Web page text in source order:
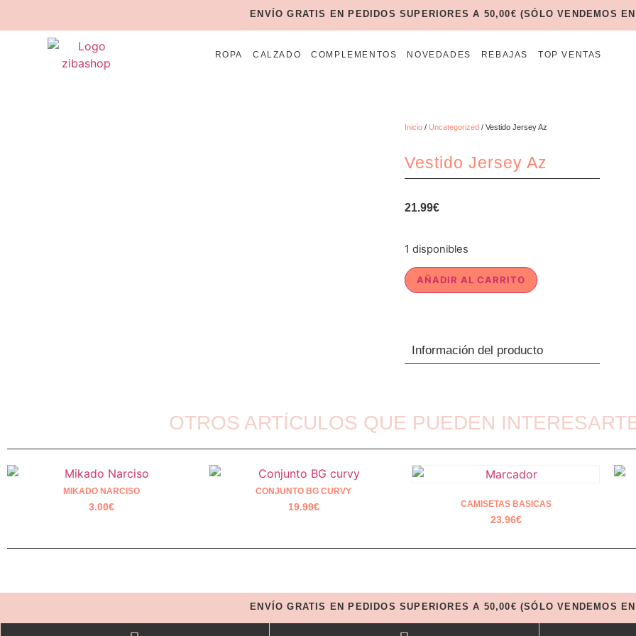
ENVÍO GRATIS EN PEDIDOS SUPERIORES A 50,00€ (SÓLO VENDEMOS
ROPA CALZADO COMPLEMENTOS NOVEDADES REBAJAS TOP VENTAS
Inicio / Uncategorized / Vestido Jersey Az
Vestido Jersey Az
21.99€
1 disponibles
AÑADIR AL CARRITO
Información del producto
OTROS ARTÍCULOS QUE PUEDEN
MIKADO NARCISO
3.00€
CONJUNTO BG CURVY
19.99€ CAMISETAS BASICAS
23.96€
ENVÍO GRATIS EN PEDIDOS SUPERIORES A 50,00€ (SÓLO VENDEMOS